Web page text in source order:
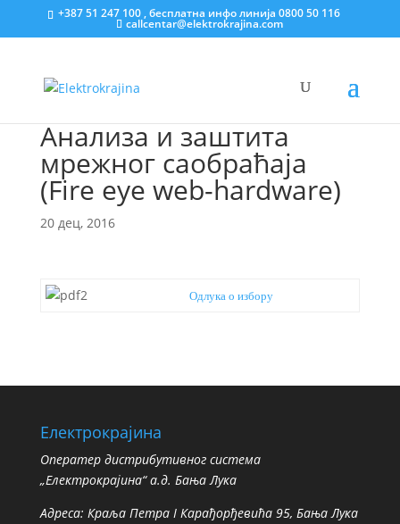
+387 51 247 100 , бесплатна инфо линија 0800 50 116
callcentar@elektrokrajina.com
Анализа и заштита
мрежног саобраћаја
(Fire eye web-hardware)
20 дец, 2016
Одлука о избору
Електрокрајина
Oператер дистрибутивног система
„Електрокрајина“ а.д. Бања Лука
Адреса: Краља Петра I Карађорђевића 95, Бања Лука